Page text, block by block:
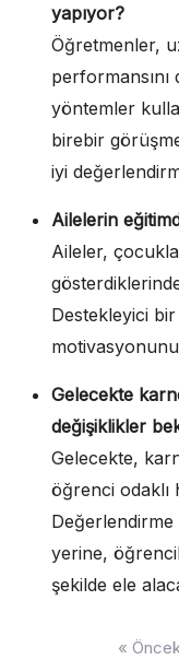
yapıyor?
Öğretmenler,
yöntemler
birebir
iyi
Ailelerin
Aileler,
Destekleyici
Gelecekte
değişiklikler
Gelecekte,
öğrenci odaklı
yerine,
şekilde ele
«